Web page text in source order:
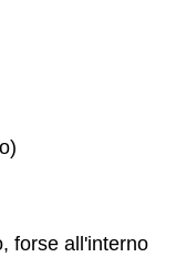
forse all'interno